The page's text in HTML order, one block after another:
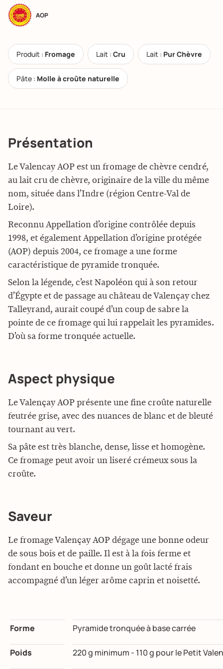
AOP
Produit : Fromage Lait : Cru Lait : Pur Chèvre
Pâte : Molle à croûte naturelle
Présentation
Le Valencay AOP est un fromage de chèvre cendré,
au lait cru de chèvre, originaire de la ville du même
nom, située dans l’Indre (région Centre-Val de
Loire).
Reconnu Appellation d’origine contrôlée depuis
1998, et également Appellation d’origine protégée
(AOP) depuis 2004, ce fromage a une forme
caractéristique de pyramide tronquée.
Selon la légende, c’est Napoléon qui à son retour
d’Égypte et de passage au château de Valençay chez
Talleyrand, aurait coupé d’un coup de sabre la
pointe de ce fromage qui lui rappelait les pyramides.
D’où sa forme tronquée actuelle.
Aspect physique
Le Valençay AOP présente une fine croûte naturelle
feutrée grise, avec des nuances de blanc et de bleuté
tournant au vert.
Sa pâte est très blanche, dense, lisse et homogène.
Ce fromage peut avoir un liseré crémeux sous la
croûte.
Saveur
Le fromage Valençay AOP dégage une bonne odeur
de sous bois et de paille. Il est à la fois ferme et
fondant en bouche et donne un goût lacté frais
accompagné d’un léger arôme caprin et noisetté.
Forme Pyramide tronquée à base carrée
Poids 220 g minimum - 110 g pour le Petit